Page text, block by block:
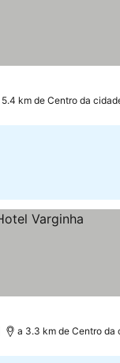
5.4 km de Centro da
a 3.3 km de Centro da